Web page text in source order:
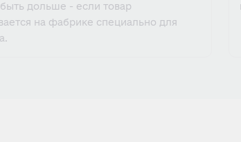
дольше - если товар
на фабрике специально для